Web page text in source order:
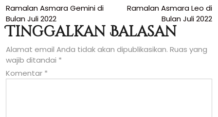
Navigasi
pos
Ramalan Asmara Gemini di
Bulan Juli 2022
Ramalan Asmara Leo di
Bulan Juli 2022
Tinggalkan Balasan
Alamat email Anda tidak akan dipublikasikan. Ruas yang
wajib ditandai *
Komentar *